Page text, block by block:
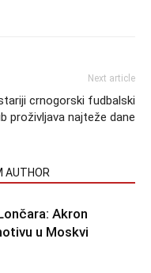
Next article
crnogorski fudbalski
proživljava najteže dane
AUTHOR
Akron
u Moskvi